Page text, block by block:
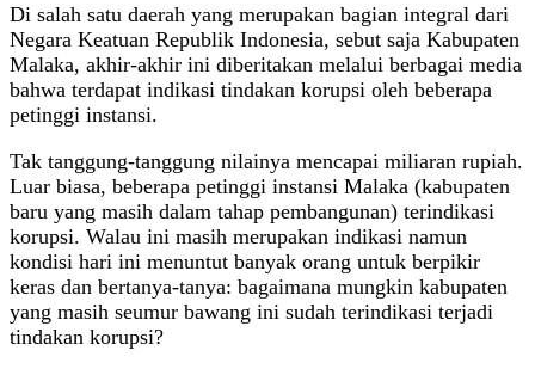
Di salah satu daerah yang merupakan bagian integral dari
Negara Keatuan Republik Indonesia, sebut saja Kabupaten
Malaka, akhir-akhir ini diberitakan melalui berbagai media
bahwa terdapat indikasi tindakan korupsi oleh beberapa
petinggi instansi.
Tak tanggung-tanggung nilainya mencapai miliaran rupiah.
Luar biasa, beberapa petinggi instansi Malaka (kabupaten
baru yang masih dalam tahap pembangunan) terindikasi
korupsi. Walau ini masih merupakan indikasi namun
kondisi hari ini menuntut banyak orang untuk berpikir
keras dan bertanya-tanya: bagaimana mungkin kabupaten
yang masih seumur bawang ini sudah terindikasi terjadi
tindakan korupsi?